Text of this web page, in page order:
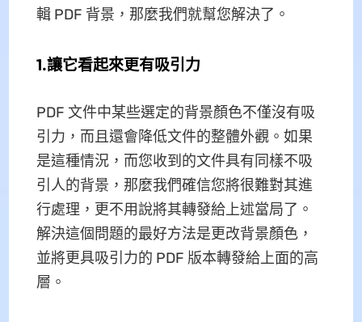
輯 PDF 背景，那麼我們就幫您解決了。
1.讓它看起來更有吸引力
PDF 文件中某些選定的背景顏色不僅沒有吸
引力，而且還會降低文件的整體外觀。如果
是這種情況，而您收到的文件具有同樣不吸
引人的背景，那麼我們確信您將很難對其進
行處理，更不用說將其轉發給上述當局了。
解決這個問題的最好方法是更改​​背景顏色，
並將更具吸引力的 PDF 版本轉發給上面的高
層。